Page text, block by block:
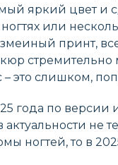
яркий цвет и
или
принт,
стремительно
– это слишком,
года по
не
ногтей, то в